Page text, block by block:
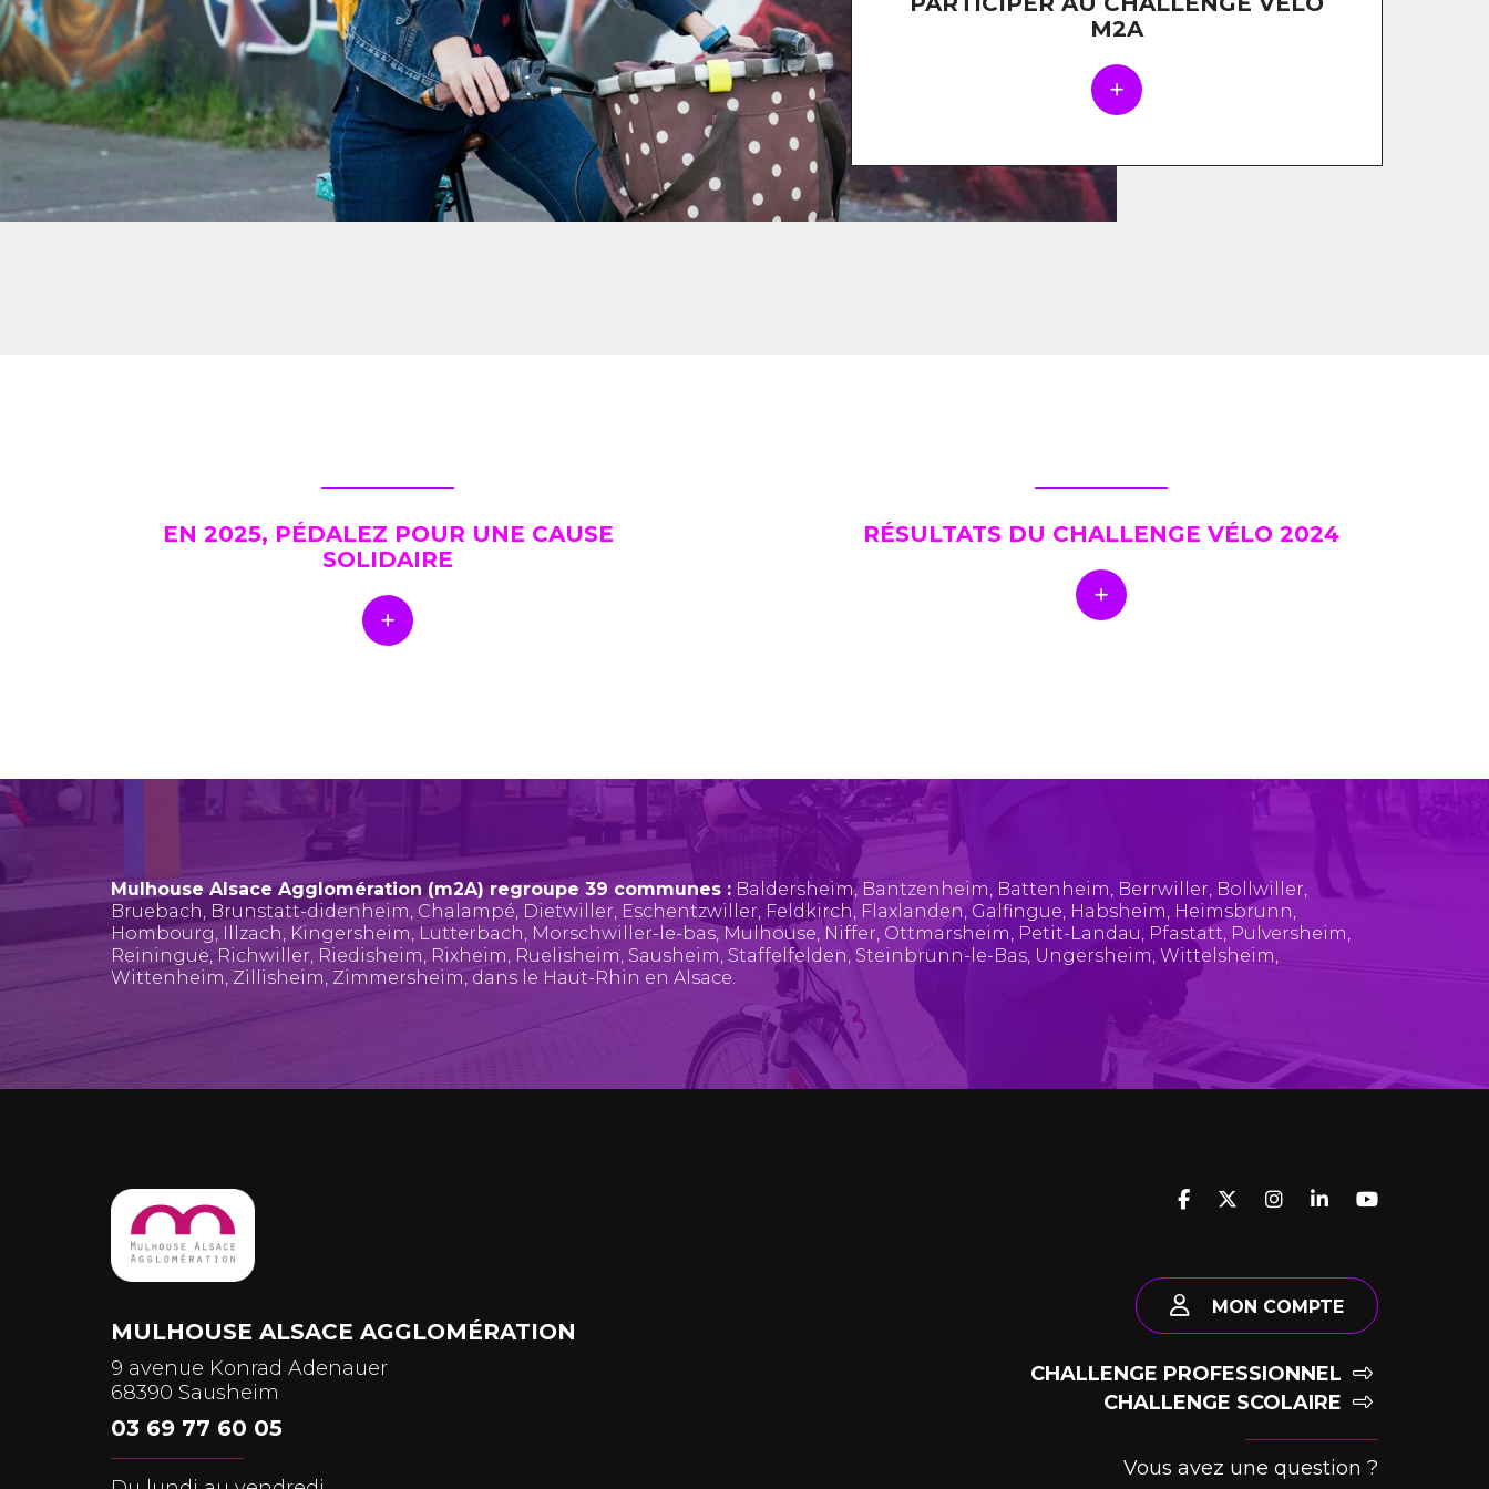
M2A
EN 2025, PÉDALEZ POUR UNE CAUSE
SOLIDAIRE
RÉSULTATS DU CHALLENGE VÉLO 2024
Mulhouse Alsace Agglomération (m2A) regroupe 39 communes : Baldersheim, Bantzenheim, Battenheim, Berrwiller, Bollwiller,
Bruebach, Brunstatt-didenheim, Chalampé, Dietwiller, Eschentzwiller, Feldkirch, Flaxlanden, Galfingue, Habsheim, Heimsbrunn,
Hombourg, Illzach, Kingersheim, Lutterbach, Morschwiller-le-bas,Mulhouse, Niffer, Ottmarsheim, Petit-Landau, Pfastatt, Pulversheim,
Reiningue, Richwiller, Riedisheim, Rixheim, Ruelisheim, Sausheim, Staffelfelden, Steinbrunn-le-Bas, Ungersheim, Wittelsheim,
Wittenheim, Zillisheim, Zimmersheim, dans le Haut-Rhin en Alsace.
MULHOUSE ALSACE AGGLOMÉRATION
9 avenue Konrad Adenauer
68390 Sausheim
03 69 77 60 05
MON COMPTE
CHALLENGE PROFESSIONNEL
CHALLENGE SCOLAIRE
Vous avez une question ?